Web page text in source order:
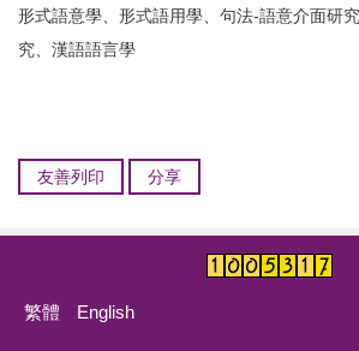
形式語意學、形式語用學、句法-語意介面研
究、漢語語言學
友善列印 分享
繁體 English